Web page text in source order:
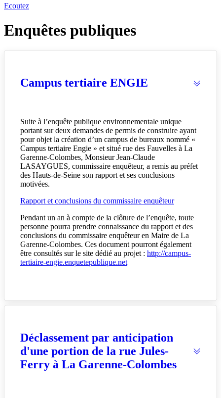
Ecoutez
Enquêtes publiques
Campus tertiaire ENGIE
Suite à l’enquête publique environnementale unique
portant sur deux demandes de permis de construire ayant
pour objet la création d’un campus de bureaux nommé «
Campus tertiaire Engie » et situé rue des Fauvelles à La
Garenne-Colombes, Monsieur Jean-Claude
LASAYGUES, commissaire enquêteur, a remis au préfet
des Hauts-de-Seine son rapport et ses conclusions
motivées.
Rapport et conclusions du commissaire enquêteur
Pendant un an à compte de la clôture de l’enquête, toute
personne pourra prendre connaissance du rapport et des
conclusions du commissaire enquêteur en Maire de La
Garenne-Colombes. Ces document pourront également
être consultés sur le site dédié au projet : http://campus-
tertiaire-engie.enquetepublique.net
Déclassement par anticipation
d'une portion de la rue Jules-
Ferry à La Garenne-Colombes